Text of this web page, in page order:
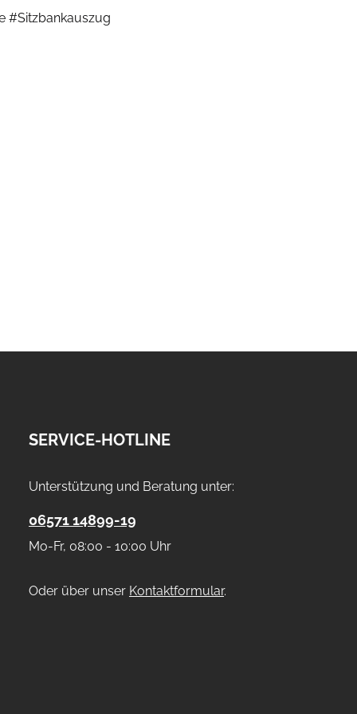
#Sitzbankauszug
um die Anzahl zu erhöhen oder zu
benutze die Schaltflächen um die
SERVICE-HOTLINE
Unterstützung und Beratung unter:
06571 14899-19
Mo-Fr, 08:00 - 10:00 Uhr
Oder über unser Kontaktformular.